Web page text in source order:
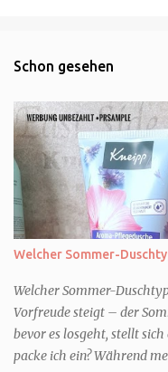
Schon gesehen
Welcher Sommer-
Welcher Sommer-
Vorfreude steigt – der
bevor es losgeht, stellt
packe ich ein? Während